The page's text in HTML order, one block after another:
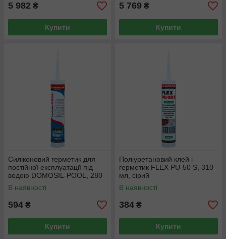
5 982 ₴
Купити
5 769 ₴
Купити
Силіконовий герметик для
постійної експлуатації під
водою DOMOSIL-POOL, 280
мл
В наявності
594 ₴
Купити
Поліуретановий клей і
герметик FLEX PU-50 S, 310
мл, сірий
В наявності
384 ₴
Купити